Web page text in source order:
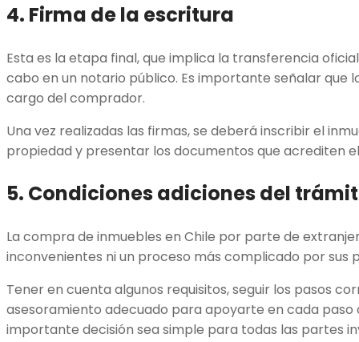
4. Firma de la escritura
Esta es la etapa final, que implica la transferencia
cabo en un notario público. Es importante señalar que
cargo del comprador.
Una vez realizadas las firmas, se deberá inscribir el
propiedad y presentar los documentos que acrediten
5. Condiciones adiciones del
La compra de inmuebles en Chile por parte de
inconvenientes ni un proceso más complicado por sus
Tener en cuenta algunos requisitos, seguir los pasos
asesoramiento adecuado para apoyarte en cada paso
importante decisión sea simple para todas las partes